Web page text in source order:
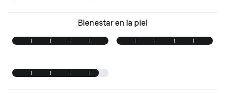
Bienestar en la piel